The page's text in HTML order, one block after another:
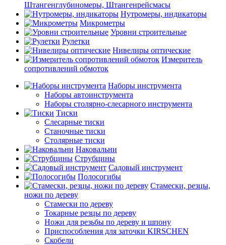
Штангенглубиномеры, Штангенрейсмасы
Нутромеры, индикаторы
Микрометры
Уровни строительные
Рулетки
Нивелиры оптические
Измеритель
сопротивлений обмоток
Наборы инструмента
Наборы автоинструмента
Наборы столярно-слесарного инструмента
Тиски
Слесарные тиски
Станочные тиски
Столярные тиски
Наковальни
Струбцины
Садовый инструмент
Полосогибы
Стамески, резцы,
ножи по дереву
Стамески по дереву
Токарные резцы по дереву
Ножи для резьбы по дереву и шпону
Приспособления для заточки KIRSCHEN
Скобели